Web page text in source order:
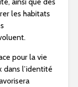
les habitats
pour la vie
dans l’identité